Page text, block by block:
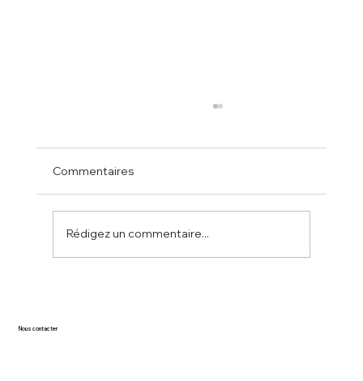
Commentaires
Rédigez un commentaire...
Nous contacter